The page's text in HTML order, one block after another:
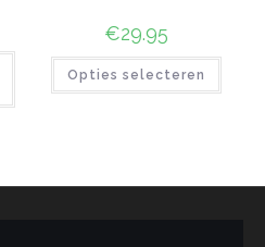
€29.95
Opties selecteren